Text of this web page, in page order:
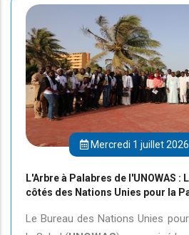
Mercredi 1 juillet
L'Arbre à Palabres de l'UNOWAS :
côtés des Nations Unies pour la
Le Bureau des Nations Unies